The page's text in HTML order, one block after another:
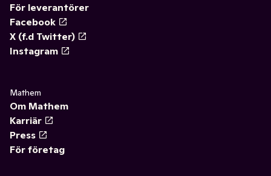
För leverantörer
Facebook
X (f.d Twitter)
Instagram
Mathem
Om Mathem
Karriär
Press
För företag